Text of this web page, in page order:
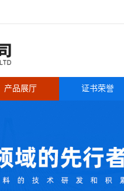
产品展厅 证书荣誉